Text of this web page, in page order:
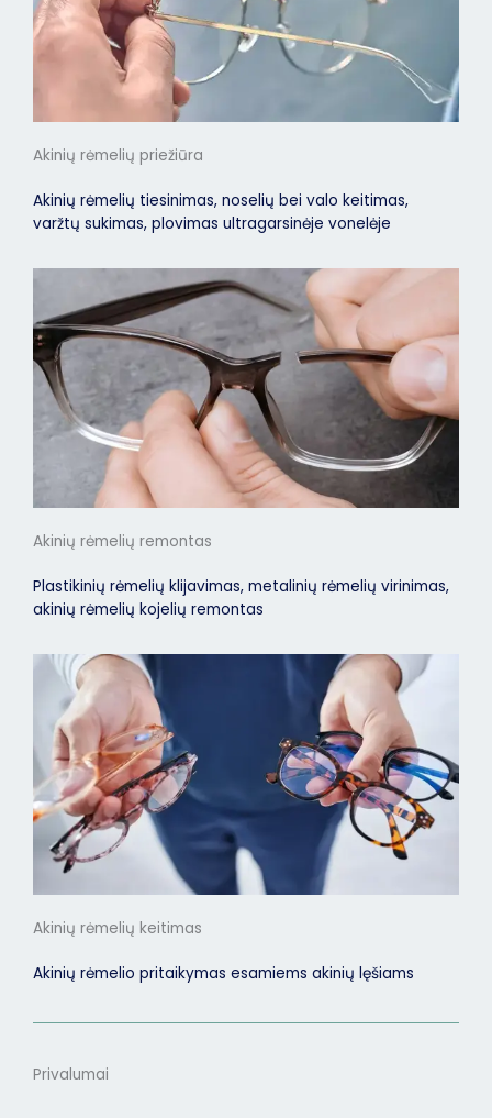
Akinių rėmelių priežiūra
Akinių rėmelių tiesinimas, noselių bei valo keitimas,
varžtų sukimas, plovimas ultragarsinėje vonelėje
Akinių rėmelių remontas
Plastikinių rėmelių klijavimas, metalinių rėmelių virinimas,
akinių rėmelių kojelių remontas
Akinių rėmelių keitimas
Akinių rėmelio pritaikymas esamiems akinių lęšiams
Privalumai